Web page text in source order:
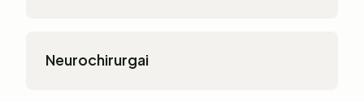
Neurochirurgai